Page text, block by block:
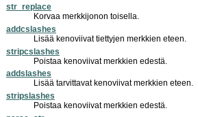
str_replace
Korvaa merkkijonon toisella.
addcslashes
Lisää kenoviivat tiettyjen merkkien eteen.
stripcslashes
Poistaa kenoviivat merkkien edestä.
addslashes
Lisää tarvittavat kenoviivat merkkien eteen.
stripslashes
Poistaa kenoviivat merkkien edestä.